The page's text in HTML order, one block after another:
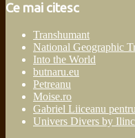
Ce mai citesc
Transhumant
National Geographic
Into the World
butnaru.eu
Petreanu
Moise.ro
Gabriel Liiceanu
Univers Divers by